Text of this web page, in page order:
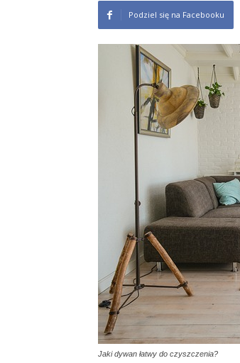
Podziel się na Facebooku
Jaki dywan łatwy do czyszczenia?